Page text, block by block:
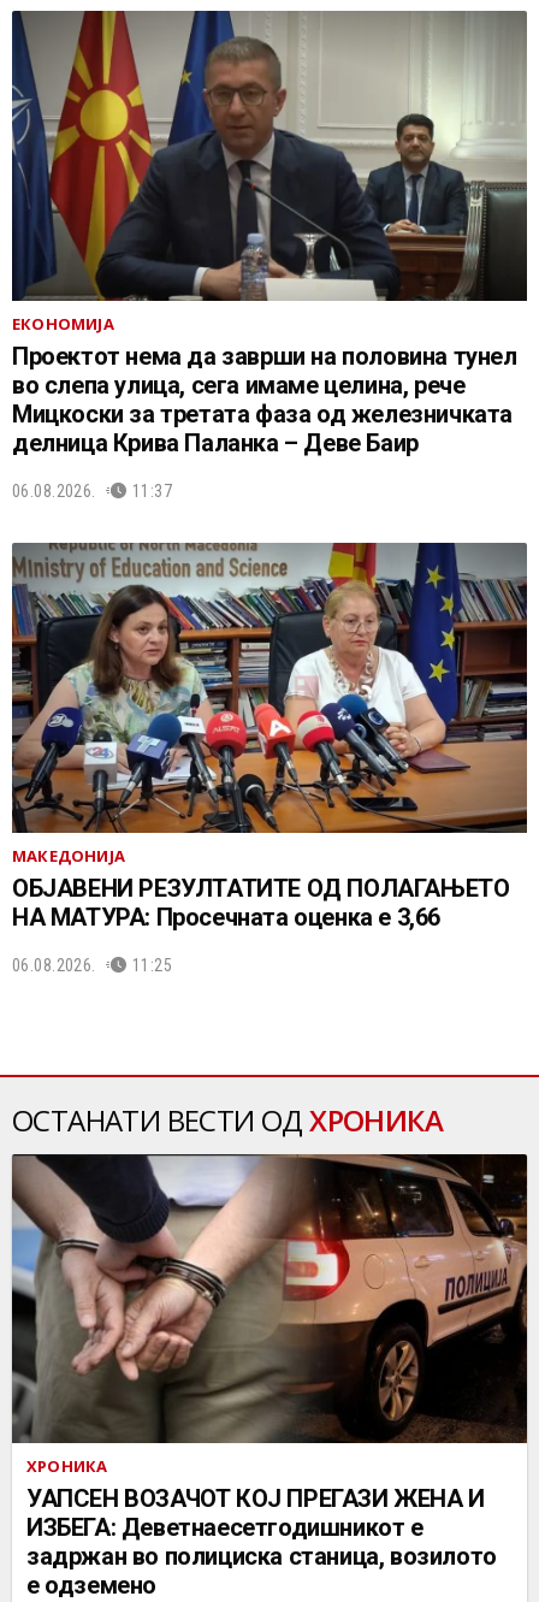
ЕКОНОМИЈА
Проектот нема да заврши на половина тунел
во слепа улица, сега имаме целина, рече
Мицкоски за третата фаза од железничката
делница Крива Паланка – Деве Баир
06.08.2026. 11:37
МАКЕДОНИЈА
ОБЈАВЕНИ РЕЗУЛТАТИТЕ ОД ПОЛАГАЊЕТО
НА МАТУРА: Просечната оценка е 3,66
06.08.2026. 11:25
ОСТАНАТИ ВЕСТИ ОДХРОНИКА
ХРОНИКА
УАПСЕН ВОЗАЧОТ КОЈ ПРЕГАЗИ ЖЕНА И
ИЗБЕГА: Деветнаесетгодишникот е
задржан во полициска станица, возилото
е одземено